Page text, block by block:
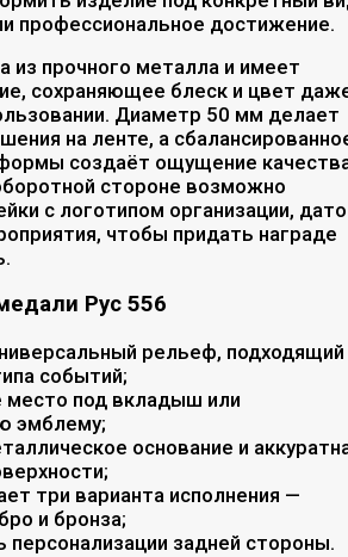
профессиональное достижение.
из прочного металла и имеет
сохраняющее блеск и цвет
Диаметр 50 мм делает
на ленте, а
создаёт ощущение
стороне возможно
с логотипом организации,
чтобы придать награде
Рус 556
рельеф, подходящий
событий;
место под вкладыш или
эмблему;
основание и
три варианта исполнения —
и бронза;
задней стороны.